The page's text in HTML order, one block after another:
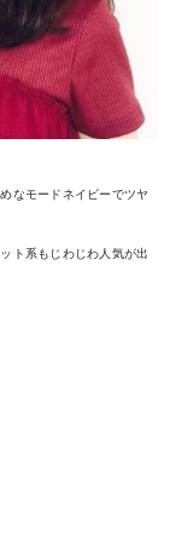
なモードネイビーでツヤ
ト系もじわじわ人気が出